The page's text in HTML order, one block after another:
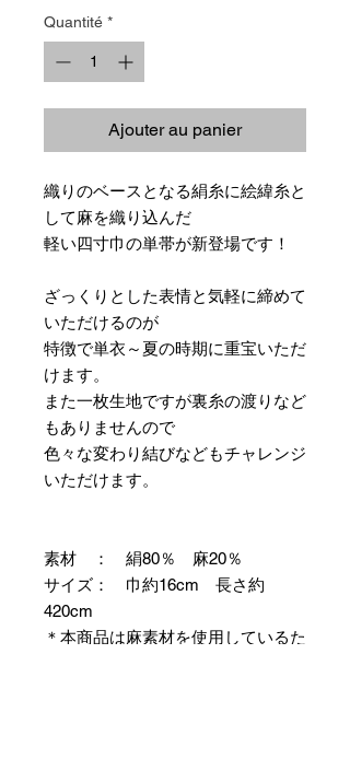
Quantité *
Ajouter au panier
織りのベースとなる絹糸に絵緯糸と
して麻を織り込んだ
軽い四寸巾の単帯が新登場です！
ざっくりとした表情と気軽に締めて
いただけるのが
特徴で単衣～夏の時期に重宝いただ
けます。
また一枚生地ですが裏糸の渡りなど
もありませんので
色々な変わり結びなどもチャレンジ
いただけます。
素材 ： 絹80％ 麻20％
サイズ： 巾約16cm 長さ約
420cm
＊本商品は麻素材を使用しているた